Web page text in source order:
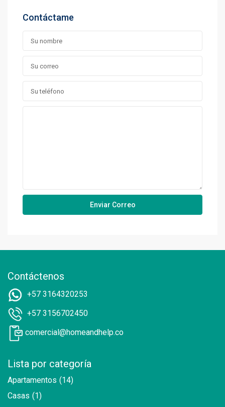
Contáctame
Contáctenos
+57 3164320253
+57 3156702450
comercial@homeandhelp.co
Lista por categoría
Apartamentos (14)
Casas (1)